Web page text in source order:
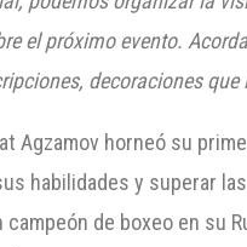
el próximo evento.
decoraciones que
Agzamov horneó su
habilidades y superar
de boxeo en su